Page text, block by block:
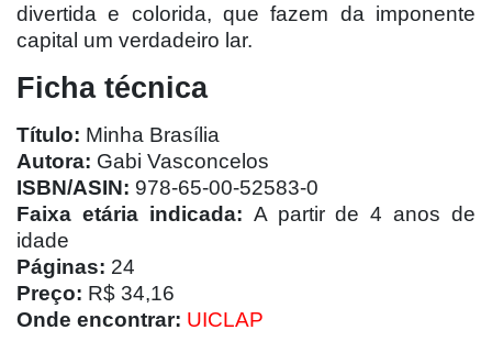
divertida e colorida, que fazem da imponente
capital um verdadeiro lar.
Ficha técnica
Título: Minha Brasília
Autora: Gabi Vasconcelos
ISBN/ASIN: 978-65-00-52583-0
Faixa etária indicada: A partir de 4 anos de
idade
Páginas: 24
Preço: R$ 34,16
Onde encontrar: UICLAP